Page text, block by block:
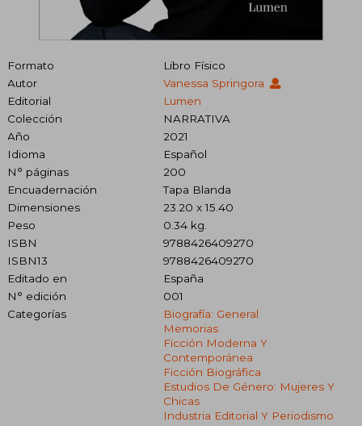
Formato
Libro Físico
Autor
Vanessa Springora
Editorial
Lumen
Colección
NARRATIVA
Año
2021
Idioma
Español
N° páginas
200
Encuadernación
Tapa Blanda
Dimensiones
23.20 x 15.40
Peso
0.34 kg.
ISBN
9788426409270
ISBN13
9788426409270
Editado en
España
N° edición
001
Categorías
Biografía: General
Memorias
Ficción Moderna Y
Contemporánea
Ficción Biográfica
Estudios De Género: Mujeres Y
Chicas
Industria Editorial Y Periodismo